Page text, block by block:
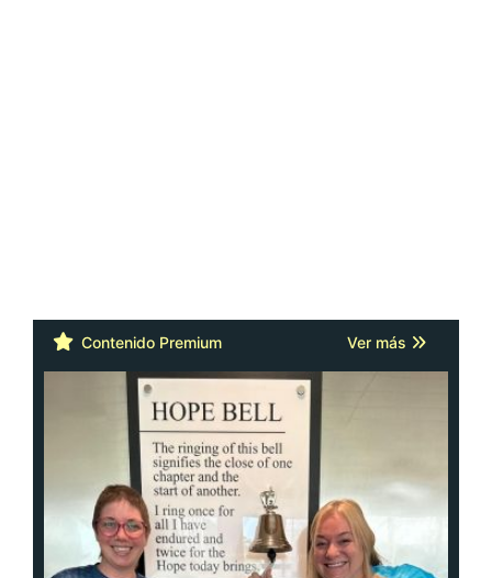
Contenido Premium Ver más